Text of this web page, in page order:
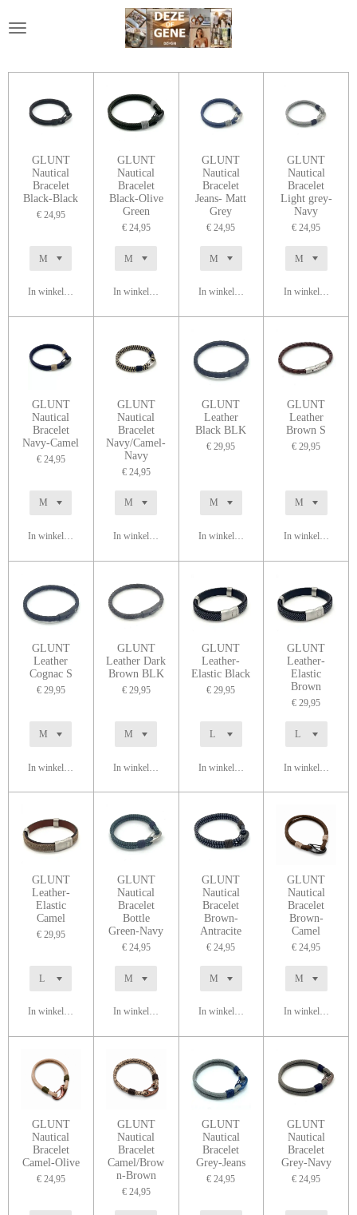
direct
hoofdinhoud
GLUNT
Nautical
Bracelet
Black-Black
€ 24,95
In winkelwagen
GLUNT
Nautical
Bracelet
Black-Olive
Green
€ 24,95
In winkelwagen
GLUNT
Nautical
Bracelet
Jeans- Matt
Grey
€ 24,95
In winkelwagen
GLUNT
Nautical
Bracelet
Light grey-
Navy
€ 24,95
In winkelwagen
GLUNT
Nautical
Bracelet
Navy-Camel
€ 24,95
In winkelwagen
GLUNT
Nautical
Bracelet
Navy/Camel-
Navy
€ 24,95
In winkelwagen
GLUNT
Leather
Black BLK
€ 29,95
In winkelwagen
GLUNT
Leather
Brown S
€ 29,95
In winkelwagen
GLUNT
Leather
Cognac S
€ 29,95
In winkelwagen
GLUNT
Leather Dark
Brown BLK
€ 29,95
In winkelwagen
GLUNT
Leather-
Elastic Black
€ 29,95
In winkelwagen
GLUNT
Leather-
Elastic
Brown
€ 29,95
In winkelwagen
GLUNT
Leather-
Elastic
Camel
€ 29,95
In winkelwagen
GLUNT
Nautical
Bracelet
Bottle
Green-Navy
€ 24,95
In winkelwagen
GLUNT
Nautical
Bracelet
Brown-
Antracite
€ 24,95
In winkelwagen
GLUNT
Nautical
Bracelet
Brown-
Camel
€ 24,95
In winkelwagen
GLUNT
Nautical
Bracelet
Camel-Olive
€ 24,95
GLUNT
Nautical
Bracelet
Camel/Brow
n-Brown
€ 24,95
GLUNT
Nautical
Bracelet
Grey-Jeans
€ 24,95
GLUNT
Nautical
Bracelet
Grey-Navy
€ 24,95